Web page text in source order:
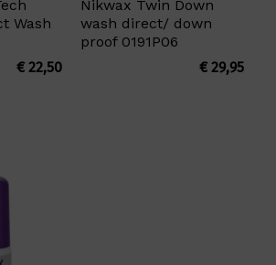
Wash
€22,50
Nikwax Twin Down
wash direct/ down
proof 0191P06
€29,95